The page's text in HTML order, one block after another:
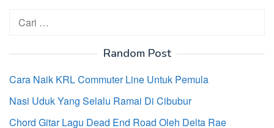
Cari
untuk:
Random Post
Cara Naik KRL Commuter Line Untuk Pemula
Nasi Uduk Yang Selalu Ramai Di Cibubur
Chord Gitar Lagu Dead End Road Oleh Delta Rae